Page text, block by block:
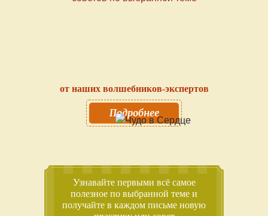
от наших волшебников-экспертов
Подробнее
Узнавайте первыми всё самое
полезное по выбранной теме и
получайте в каждом письме новую